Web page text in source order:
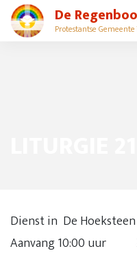
De
Protestantse Gemeente
Dienst in De
Aanvang 10:00 uur